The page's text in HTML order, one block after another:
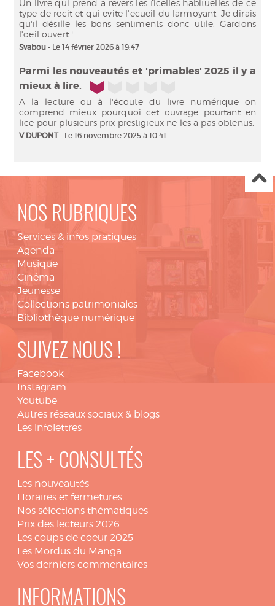
Un livre qui prend a revers les ficelles habituelles de ce
type de recit et qui evite l'ecueil du larmoyant. Je dirais
qu'il désille les bons sentiments donc utile. Gardons
l'oeil ouvert !
Svabou - Le 14 février 2026 à 19:47
Parmi les nouveautés et 'primables' 2025 il y a
mieux à lire.
1/5
A la lecture ou à l'écoute du livre numérique on
comprend mieux pourquoi cet ouvrage pourtant en
lice pour plusieurs prix prestigieux ne les a pas obtenus.
V DUPONT- Le 16 novembre 2025 à 10:41
NOS RUBRIQUES
Services & infos pratiques
Agenda
Musique
Cinéma
Jeunesse
Collections patrimoniales
Bibliothèque numérique
SUIVEZ NOUS !
Facebook
Instagram
Youtube
Autres réseaux sociaux & blogs
Les infolettres
LES + CONSULTÉS
Les nouveautés
Horaires et fermetures
Nos sélections thématiques
Prix des lecteurs 2026
Les coups de coeur 2025
Les Mordus du Manga
Vos derniers commentaires
INFORMATIONS